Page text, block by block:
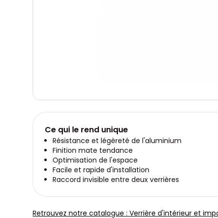
Ce qui le rend unique
Résistance et légèreté de l'aluminium
Finition mate tendance
Optimisation de l'espace
Facile et rapide d'installation
Raccord invisible entre deux verrières
Retrouvez notre catalogue : Verrière d'intérieur et